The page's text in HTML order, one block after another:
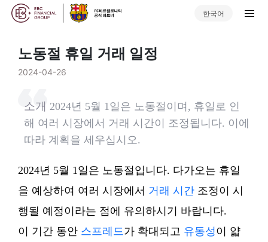
한국어
노동절 휴일 거래 일정
2024-04-26
소개 2024년 5월 1일은 노동절이며, 휴일로 인
해 여러 시장에서 거래 시간이 조정됩니다. 이에
따라 계획을 세우십시오.
2024년 5월 1일은 노동절입니다. 다가오는 휴일
을 예상하여 여러 시장에서 거래 시간 조정이 시
행될 예정이라는 점에 유의하시기 바랍니다.
이 기간 동안 스프레드가 확대되고 유동성이 얇